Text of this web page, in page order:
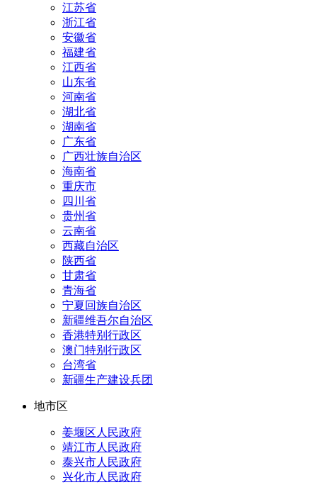
江苏省
浙江省
安徽省
福建省
江西省
山东省
河南省
湖北省
湖南省
广东省
广西壮族自治区
海南省
重庆市
四川省
贵州省
云南省
西藏自治区
陕西省
甘肃省
青海省
宁夏回族自治区
新疆维吾尔自治区
香港特别行政区
澳门特别行政区
台湾省
新疆生产建设兵团
地市区
姜堰区人民政府
靖江市人民政府
泰兴市人民政府
兴化市人民政府